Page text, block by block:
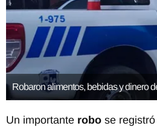
Robaron alimentos, bebidas y dinero
Un importante robo se